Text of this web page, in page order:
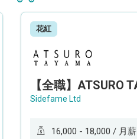
花紅
Sidefame Ltd
16,000 - 18,000 / 月薪